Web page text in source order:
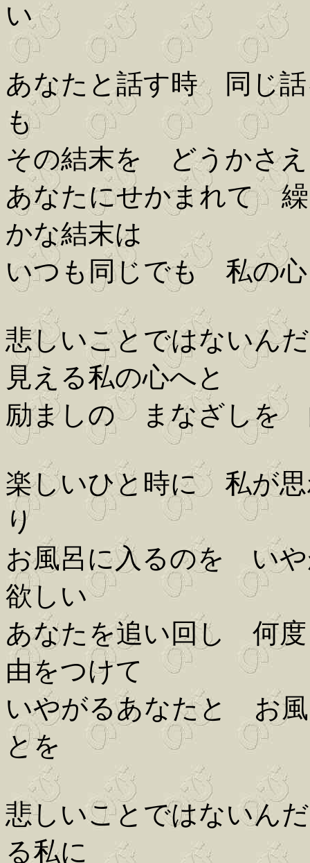
い
あなたと話す時 同じ
も
その結末を どうかさ
あなたにせかまれて
かな結末は
いつも同じでも 私の
悲しいことではない
見える私の心へと
励ましの まなざしを
楽しいひと時に 私が思
り
お風呂に入るのを い
欲しい
あなたを追い回し 何
由をつけて
いやがるあなたと お
とを
悲しいことではないん
る私に